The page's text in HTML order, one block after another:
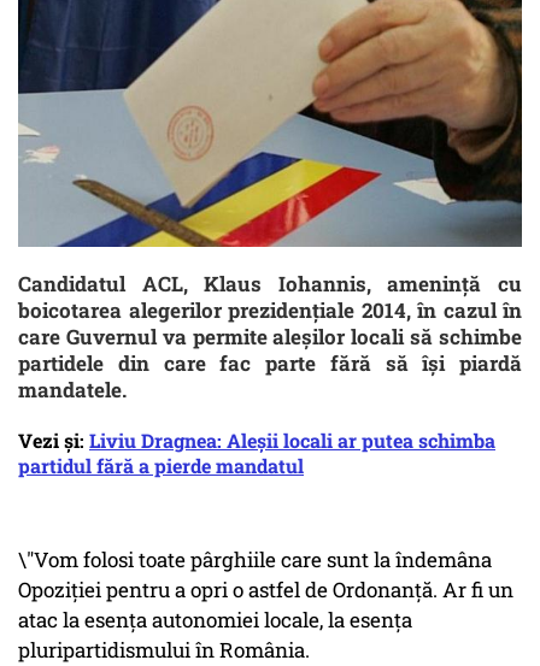
Candidatul ACL, Klaus Iohannis, amenință cu
boicotarea alegerilor prezidențiale 2014, în cazul în
care Guvernul va permite aleșilor locali să schimbe
partidele din care fac parte fără să își piardă
mandatele.
Vezi și: Liviu Dragnea: Aleșii locali ar putea schimba
partidul fără a pierde mandatul
\"Vom folosi toate pârghiile care sunt la îndemâna
Opoziției pentru a opri o astfel de Ordonanță. Ar fi un
atac la esența autonomiei locale, la esența
pluripartidismului în România.